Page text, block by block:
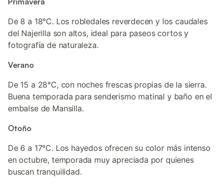
De 8 a 18°C. Los robledales reverdecen y los caudales
del Najerilla son altos, ideal para paseos cortos y
fotografía de naturaleza.
Verano
De 15 a 28°C, con noches frescas propias de la sierra.
Buena temporada para senderismo matinal y baño en el
embalse de Mansilla.
Otoño
De 6 a 17°C. Los hayedos ofrecen su color más intenso
en octubre, temporada muy apreciada por quienes
buscan tranquilidad.